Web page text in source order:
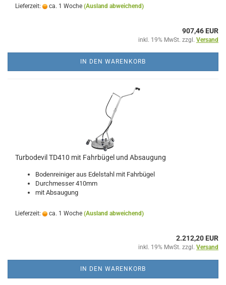
Lieferzeit: ca. 1 Woche (Ausland abweichend)
907,46 EUR
inkl. 19% MwSt. zzgl. Versand
IN DEN WARENKORB
Turbodevil TD410 mit Fahrbügel und Absaugung
Bodenreiniger aus Edelstahl mit Fahrbügel
Durchmesser 410mm
mit Absaugung
Lieferzeit: ca. 1 Woche (Ausland abweichend)
2.212,20 EUR
inkl. 19% MwSt. zzgl. Versand
IN DEN WARENKORB